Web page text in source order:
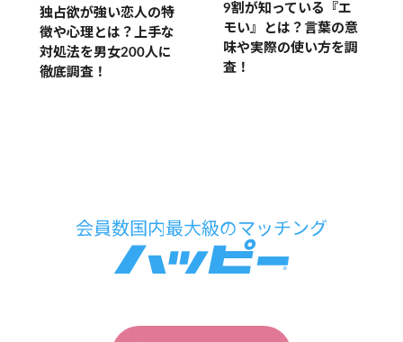
独占欲が強い恋人の特
徴や心理とは？上手な
対処法を男女200人に
徹底調査！
9割が知っている『エ
モい』とは？言葉の意
味や実際の使い方を調
査！